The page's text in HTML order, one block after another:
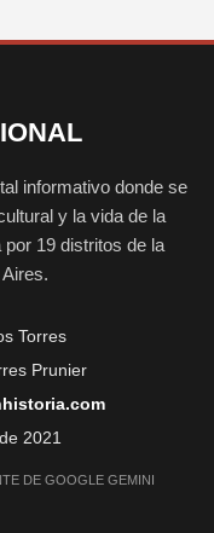
informativo donde se
y la vida de la
19 distritos de la
Torres
Prunier
2021
DE GOOGLE GEMINI